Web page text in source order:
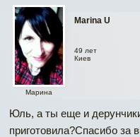
Marina U
Марина
49 лет
Киев
Юль, а ты еще и
приготовила?Спасибо за